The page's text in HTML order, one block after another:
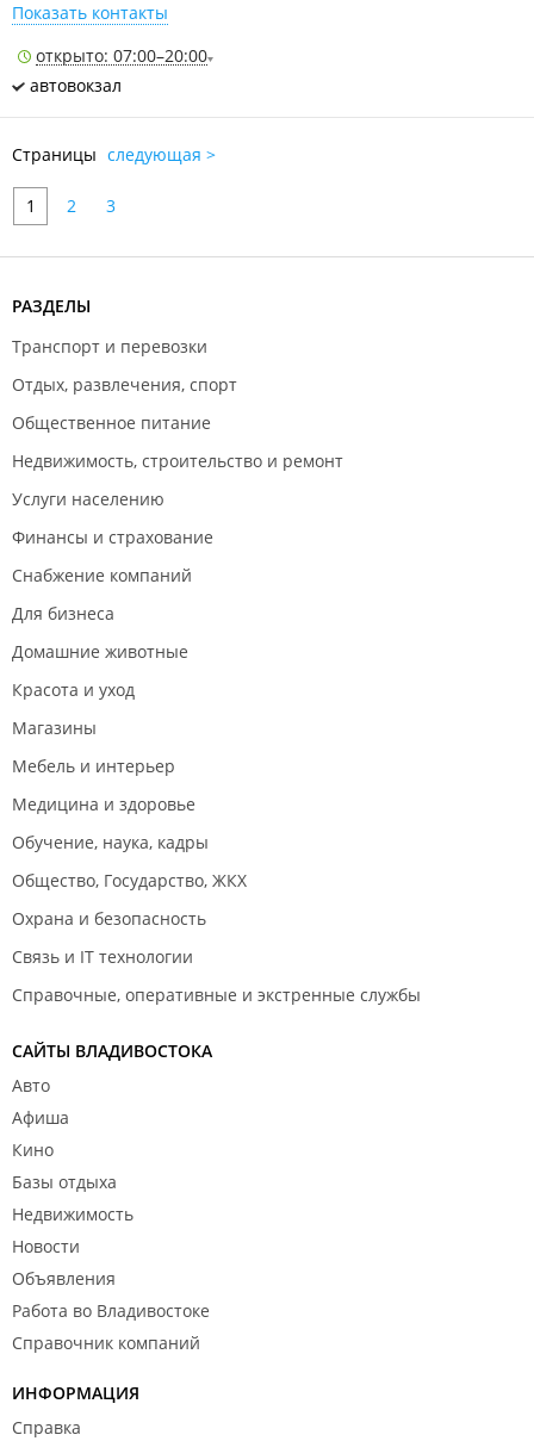
Показать контакты
открыто: 07:00–20:00
автовокзал
Страницы следующая >
1 2 3
РАЗДЕЛЫ
Транспорт и перевозки
Отдых, развлечения, спорт
Общественное питание
Недвижимость, строительство и ремонт
Услуги населению
Финансы и страхование
Снабжение компаний
Для бизнеса
Домашние животные
Красота и уход
Магазины
Мебель и интерьер
Медицина и здоровье
Обучение, наука, кадры
Общество, Государство, ЖКХ
Охрана и безопасность
Связь и IT технологии
Справочные, оперативные и экстренные службы
САЙТЫ ВЛАДИВОСТОКА
Авто
Афиша
Кино
Базы отдыха
Недвижимость
Новости
Объявления
Работа во Владивостоке
Справочник компаний
ИНФОРМАЦИЯ
Справка